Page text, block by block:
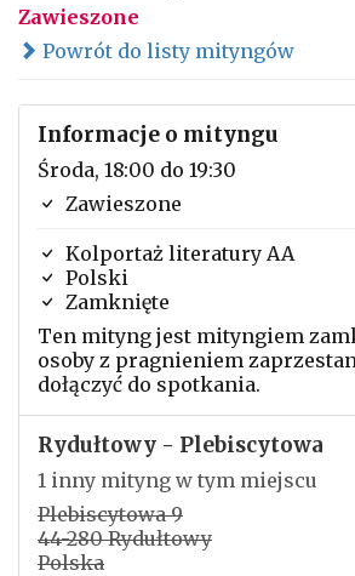
Zawieszone
Powrót do listy mityngów
Informacje o mityngu
Środa, 18:00 do 19:30
Zawieszone
Kolportaż literatury AA
Polski
Zamknięte
Ten mityng jest mityngiem
osoby z pragnieniem
dołączyć do spotkania.
Rydułtowy - Plebiscytowa
1 inny mityng w tym miejscu
Plebiscytowa 9
44-280 Rydułtowy
Polska